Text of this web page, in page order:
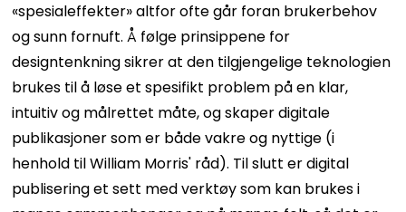
«spesialeffekter» altfor ofte går foran brukerbehov
og sunn fornuft. Å følge prinsippene for
designtenkning sikrer at den tilgjengelige teknologien
brukes til å løse et spesifikt problem på en klar,
intuitiv og målrettet måte, og skaper digitale
publikasjoner som er både vakre og nyttige (i
henhold til William Morris' råd). Til slutt er digital
publisering et sett med verktøy som kan brukes i